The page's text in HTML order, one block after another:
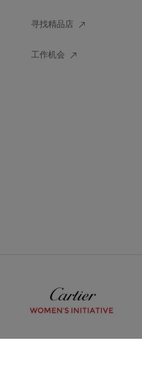
寻找精品店
工作机会